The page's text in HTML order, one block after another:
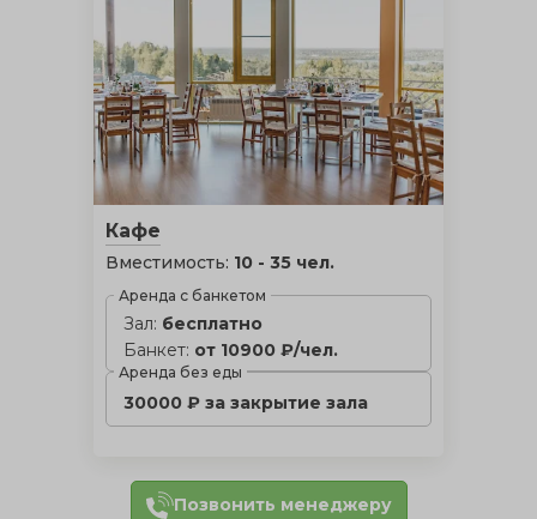
Кафе
Вместимость: 10 - 35 чел.
Аренда с банкетом
Зал: бесплатно
Банкет: от 10900 ₽/чел.
Аренда без еды
30000 ₽ за закрытие зала
Позвонить менеджеру